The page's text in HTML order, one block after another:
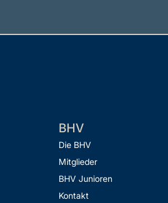
BHV
Die BHV
Mitglieder
BHV Junioren
Kontakt